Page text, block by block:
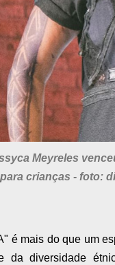
Meyreles
crianças - foto:
é mais do que um
da diversidade